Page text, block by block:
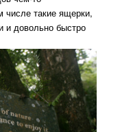
такие ящерки,
и довольно быстро